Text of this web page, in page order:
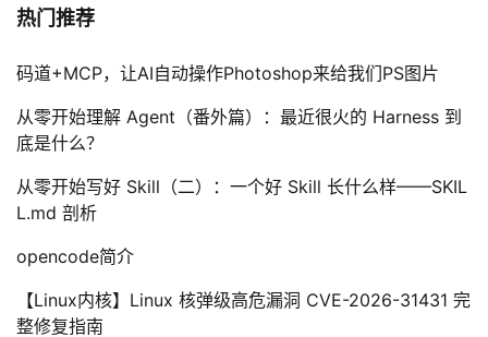
热门推荐
码道+MCP，让AI自动操作Photoshop来给我们PS图片
从零开始理解 Agent（番外篇）：最近很火的 Harness 到
底是什么？
从零开始写好 Skill（二）：一个好 Skill 长什么样——SKIL
L.md 剖析
opencode简介
【Linux内核】Linux 核弹级高危漏洞 CVE-2026-31431 完
整修复指南